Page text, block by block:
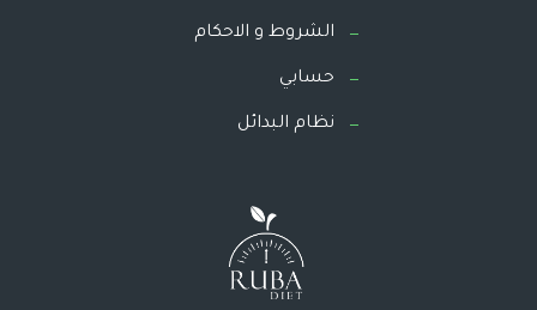
الشروط و الاحكام
حسابي
نظام البدائل